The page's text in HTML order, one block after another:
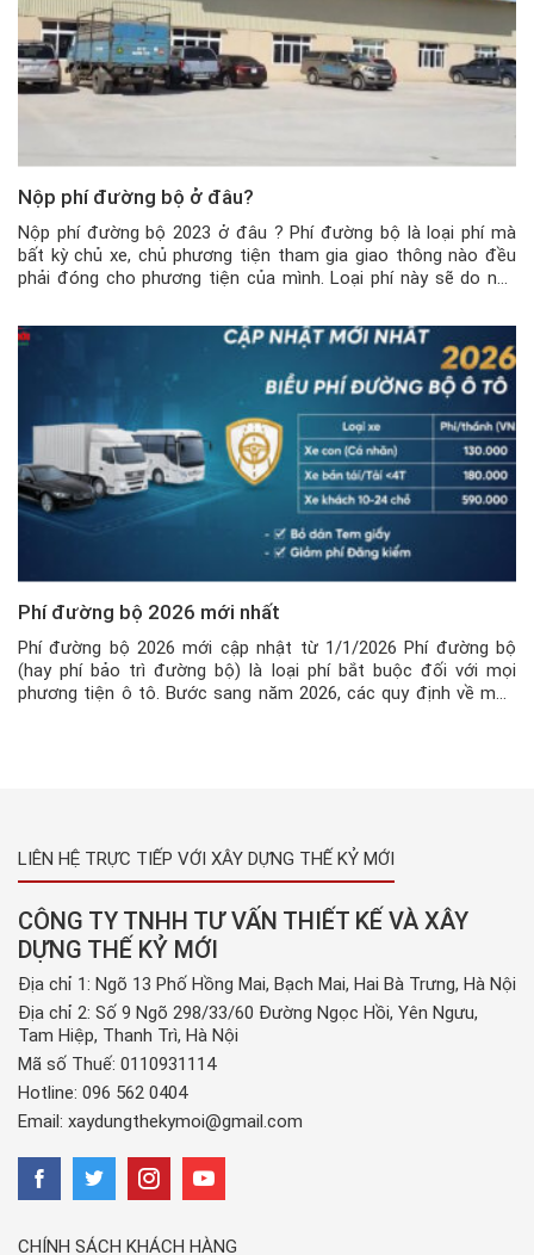
Nộp phí đường bộ ở đâu?
Nộp phí đường bộ 2023 ở đâu ? Phí đường bộ là loại phí mà
bất kỳ chủ xe, chủ phương tiện tham gia giao thông nào đều
phải đóng cho phương tiện của mình. Loại phí này sẽ do nhà
bảo […]
Phí đường bộ 2026 mới nhất
Phí đường bộ 2026 mới cập nhật từ 1/1/2026 Phí đường bộ
(hay phí bảo trì đường bộ) là loại phí bắt buộc đối với mọi
phương tiện ô tô. Bước sang năm 2026, các quy định về mức
LIÊN HỆ TRỰC TIẾP VỚI XÂY DỰNG THẾ KỶ MỚI
CÔNG TY TNHH TƯ VẤN THIẾT KẾ VÀ XÂY
DỰNG THẾ KỶ MỚI
Địa chỉ 1: Ngõ 13 Phố Hồng Mai, Bạch Mai, Hai Bà Trưng, Hà Nội
Địa chỉ 2: Số 9 Ngõ 298/33/60 Đường Ngọc Hồi, Yên Ngưu,
Tam Hiệp, Thanh Trì, Hà Nội
Mã số Thuế: 0110931114
Hotline: 096 562 0404
Email: xaydungthekymoi@gmail.com
CHÍNH SÁCH KHÁCH HÀNG